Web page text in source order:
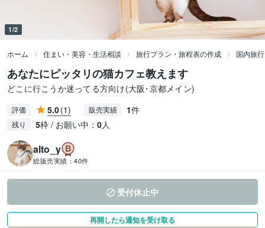
1/2
ホーム 住まい・美容・生活相談 旅行プラン・旅程表の作成 国内旅
あなたにピッタリの猫カフェ教えます
どこに行こうか迷ってる方向け(大阪･京都メイン)
評価 5.0(1) 販売実績 1件
残り 5枠 / お願い中： 0人
alto_y
総販売実績： 40件
受付休止中
再開したら通知を受け取る